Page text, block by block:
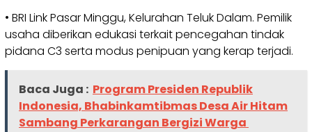
• BRI Link Pasar Minggu, Kelurahan Teluk Dalam. Pemilik
usaha diberikan edukasi terkait pencegahan tindak
pidana C3 serta modus penipuan yang kerap terjadi.
Baca Juga : Program Presiden Republik
Indonesia, Bhabinkamtibmas Desa Air Hitam
Sambang Perkarangan Bergizi Warga